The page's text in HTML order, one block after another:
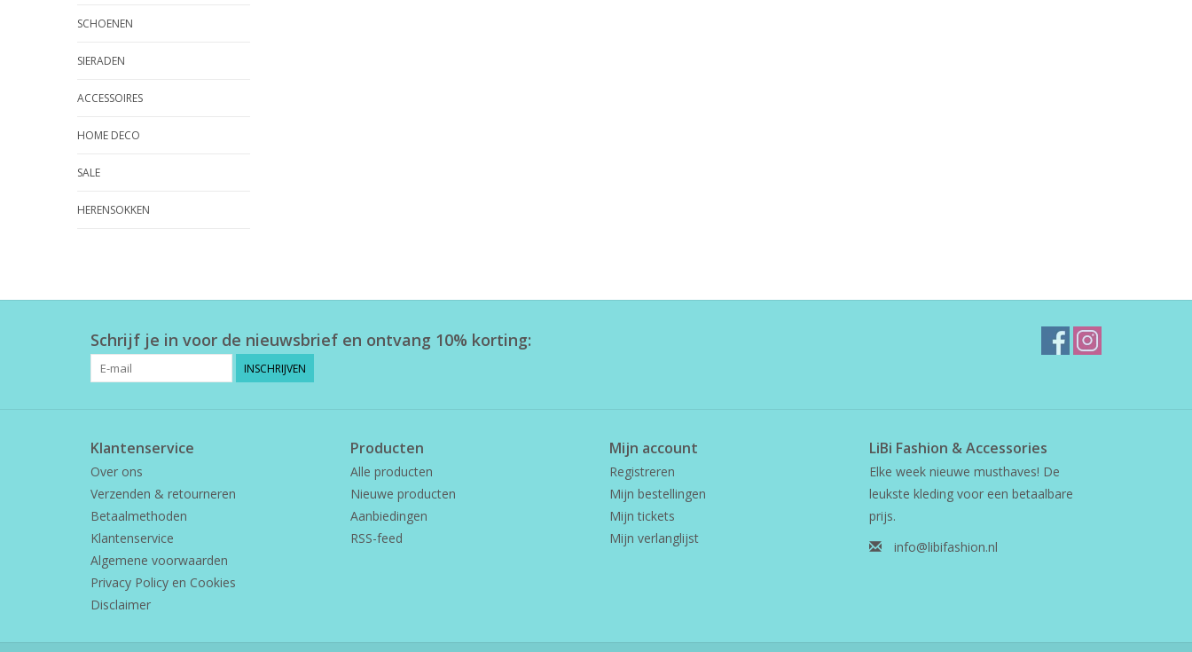
SCHOENEN
SIERADEN
ACCESSOIRES
HOME DECO
SALE
HERENSOKKEN
Schrijf je in voor de nieuwsbrief en ontvang 10% korting:
INSCHRIJVEN
Klantenservice
Over ons
Verzenden & retourneren
Betaalmethoden
Klantenservice
Algemene voorwaarden
Privacy Policy en Cookies
Disclaimer
Producten
Alle producten
Nieuwe producten
Aanbiedingen
RSS-feed
Mijn account
Registreren
Mijn bestellingen
Mijn tickets
Mijn verlanglijst
LiBi Fashion & Accessories
Elke week nieuwe musthaves! De
leukste kleding voor een betaalbare
prijs.
info@libifashion.nl